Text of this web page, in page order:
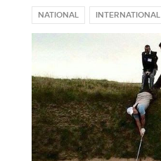
NATIONAL INTERNATIONAL